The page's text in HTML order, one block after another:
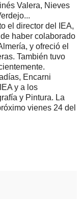
Valera, Nieves
el director del IEA,
haber colaborado
y ofreció el
También tuvo
Encarni
y a los
y Pintura. La
vienes 24 del